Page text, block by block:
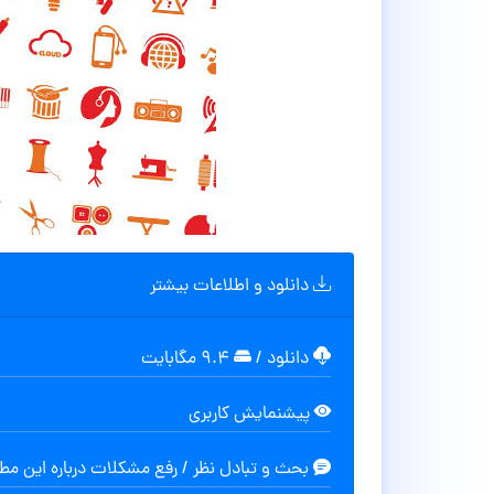
دانلود و اطلاعات بیشتر
دانلود /
پیشنمایش کاربری
بحث و تبادل نظر / رفع مشکلات درباره این